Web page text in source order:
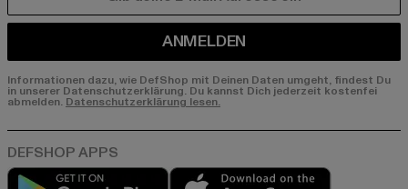
ANMELDEN
Informationen dazu, wie DefShop mit Deinen Daten umgeht, findest Du
in unserer Datenschutzerklärung. Du kannst Dich jederzeit kostenfei
abmelden. Datenschutzerklärung lesen.
Play market